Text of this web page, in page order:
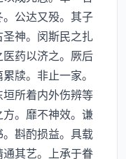
公达又殁。其子
神。闵斯民之扎
药以济之。厥后
牍。非止一家。
所着内外伤辨等
。靡不神效。谦
斟酌损益。具载
其艺。上承于眷